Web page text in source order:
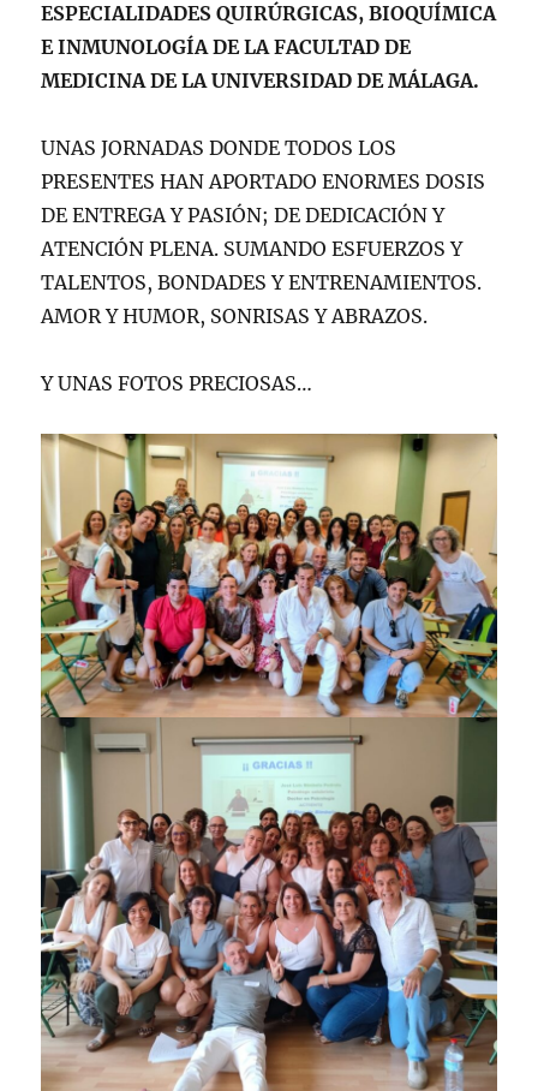
ESPECIALIDADES QUIRÚRGICAS, BIOQUÍMICA
E INMUNOLOGÍA DE LA FACULTAD DE
MEDICINA DE LA UNIVERSIDAD DE MÁLAGA.
UNAS JORNADAS DONDE TODOS LOS
PRESENTES HAN APORTADO ENORMES DOSIS
DE ENTREGA Y PASIÓN; DE DEDICACIÓN Y
ATENCIÓN PLENA. SUMANDO ESFUERZOS Y
TALENTOS, BONDADES Y ENTRENAMIENTOS.
AMOR Y HUMOR, SONRISAS Y ABRAZOS.
Y UNAS FOTOS PRECIOSAS…